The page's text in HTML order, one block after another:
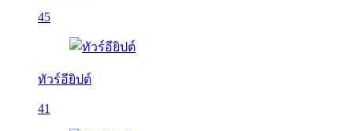
45
ทัวร์อียิปต์
41